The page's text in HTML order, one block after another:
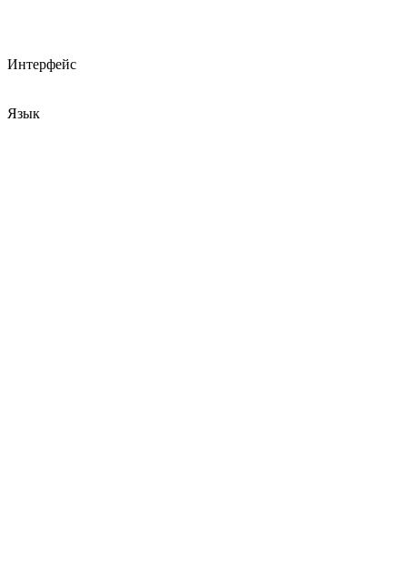
Интерфейс
Язык